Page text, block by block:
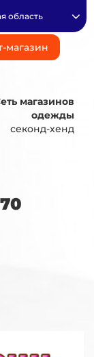
магазин
область
магазинов
одежды
секонд-хенд